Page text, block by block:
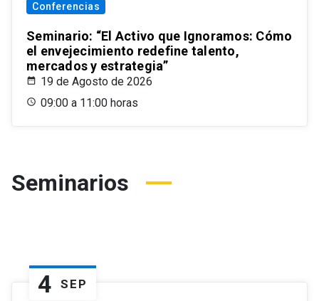
Conferencias
Seminario: “El Activo que Ignoramos: Cómo
el envejecimiento redefine talento,
mercados y estrategia”
19 de Agosto de 2026
09:00 a 11:00 horas
Seminarios
4 SEP